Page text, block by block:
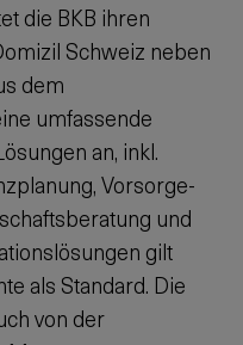
die BKB ihren
Schweiz neben
dem
umfassende
an, inkl.
Vorsorge-
und
gilt
als Standard. Die
von der